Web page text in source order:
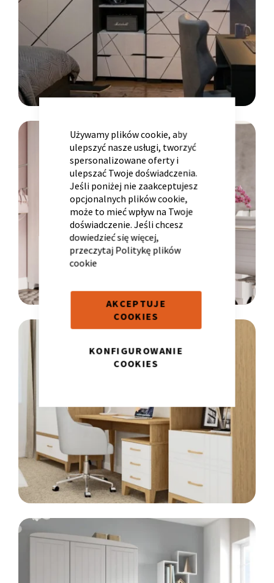
CLOSE
BAR
Używamy plików cookie, aby
ulepszyć nasze usługi, tworzyć
spersonalizowane oferty i
ulepszać Twoje doświadczenia.
Jeśli poniżej nie zaakceptujesz
opcjonalnych plików cookie,
może to mieć wpływ na Twoje
doświadczenie. Jeśli chcesz
dowiedzieć się więcej,
przeczytaj Politykę plików
cookie
AKCEPTUJE
COOKIES
KONFIGUROWANIE
COOKIES
LINIA
YOUNG
Meble designerskie
LINIA
RESTYLE
Toaletka Skrzynia i stolik
Krzesło i fotel Wszystkie meble